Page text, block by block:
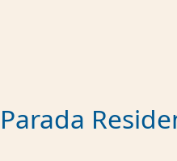
Parada